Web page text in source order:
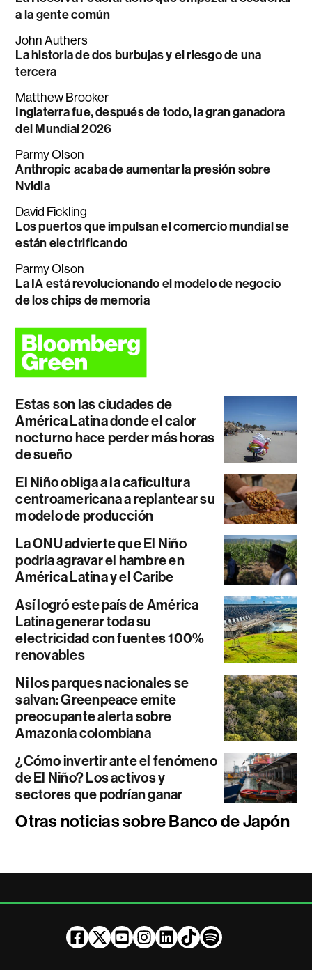
a la gente común
John Authers
La historia de dos burbujas y el riesgo de una
tercera
Matthew Brooker
Inglaterra fue, después de todo, la gran ganadora
del Mundial 2026
Parmy Olson
Anthropic acaba de aumentar la presión sobre
Nvidia
David Fickling
Los puertos que impulsan el comercio mundial se
están electrificando
Parmy Olson
La IA está revolucionando el modelo de negocio
de los chips de memoria
Estas son las ciudades de
América Latina donde el calor
nocturno hace perder más horas
de sueño
El Niño obliga a la caficultura
centroamericana a replantear su
modelo de producción
La ONU advierte que El Niño
podría agravar el hambre en
América Latina y el Caribe
Así logró este país de América
Latina generar toda su
electricidad con fuentes 100%
renovables
Ni los parques nacionales se
salvan: Greenpeace emite
preocupante alerta sobre
Amazonía colombiana
¿Cómo invertir ante el fenómeno
de El Niño? Los activos y
sectores que podrían ganar
Otras noticias sobre Banco de Japón